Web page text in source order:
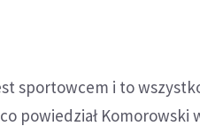
sportowcem i to
powiedział Komorowski